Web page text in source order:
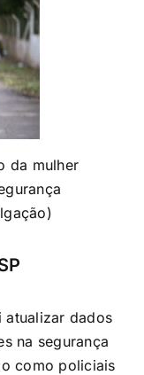
da mulher
atualizar dados
na segurança
como policiais